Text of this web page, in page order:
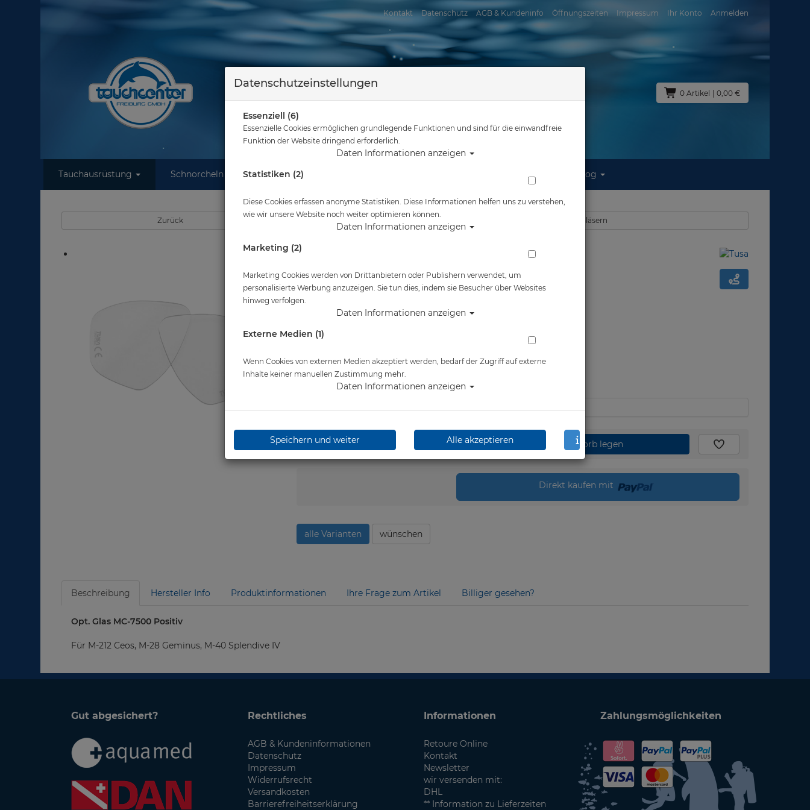
Kontakt Datenschutz AGB & Kundeninfo Öffnungszeiten Impressum Ihr Konto Anmelden
0 Artikel | 0,00 €
Tauchausrüstung Schnorcheln Wassersport Reisen Blog
Sie sind hier Tauchausrüstung Opt. Glas MC-7500 Positiv 1.0
Zurück Alle Artikel zeigen aus: Masken mit opt. Gläsern
Opt. Glas MC-7500 Positiv 1.0
Artikelnr.: tus-MC7500PO10
Herstellerpreis: 51,00 €
Lieferbar in 1-3 Werktage
in den Warenkorb legen
Direkt kaufen mit
alle Varianten wünschen
Beschreibung Hersteller Info Produktinformationen Ihre Frage zum Artikel Billiger gesehen?
Opt. Glas MC-7500 Positiv
Für M-212 Ceos, M-28 Geminus, M-40 Splendive IV
Gut abgesichert? Rechtliches
AGB & Kundeninformationen
Datenschutz
Impressum
Widerrufsrecht
Versandkosten
Barrierefreiheitserklärung
Informationen
Retoure Online
Kontakt
Newsletter
wir versenden mit:
DHL
** Information zu Lieferzeiten
Zahlungsmöglichkeiten
Datenschutzeinstellungen
Essenziell (6)
Essenzielle Cookies ermöglichen grundlegende Funktionen und sind für die einwandfreie
Funktion der Website dringend erforderlich.
Daten Informationen anzeigen
Statistiken (2)
Diese Cookies erfassen anonyme Statistiken. Diese Informationen helfen uns zu verstehen,
wie wir unsere Website noch weiter optimieren können.
Daten Informationen anzeigen
Marketing (2)
Marketing Cookies werden von Drittanbietern oder Publishern verwendet, um
personalisierte Werbung anzuzeigen. Sie tun dies, indem sie Besucher über Websites
hinweg verfolgen.
Daten Informationen anzeigen
Externe Medien (1)
Wenn Cookies von externen Medien akzeptiert werden, bedarf der Zugriff auf externe
Inhalte keiner manuellen Zustimmung mehr.
Daten Informationen anzeigen
Speichern und weiter Alle akzeptieren